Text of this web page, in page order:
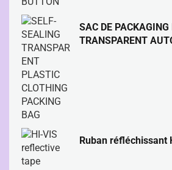
SAC DE
TRANSPARENT
Ruban réfléchissant